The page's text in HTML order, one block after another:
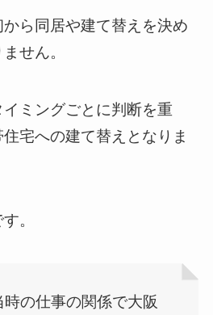
ら同居や建て替えを決め
せん。
ミングごとに判断を重
宅への建て替えとなりま
。
の仕事の関係で大阪